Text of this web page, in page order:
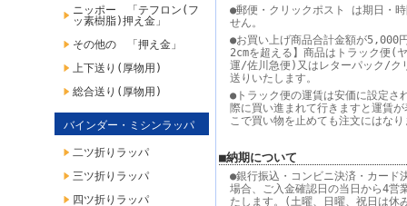
ニッポー 「テフロン(フ
ッ素樹脂)押え金」
その他の 「押え金」
上下送り(厚物用)
総合送り(厚物用)
バインダー・ミシンラッパ
二ツ折りラッパ
三ツ折りラッパ
四ツ折りラッパ
●郵便・クリックポスト は期日・
せん。
●お買い上げ商品合計金額が5,000
2cmを超える】商品はトラック便(
運/佐川急便)又はレターパック/ク
送りいたします。
●トラック便の運賃は安価に設定さ
際に買い進まれて行きますと運賃
こで買い物を止めても注文にはな
■納期について
●銀行振込・コンビニ決済・カード
場合、ご入金確認日の当日から4営
たします。(土曜、日曜、祝日は休